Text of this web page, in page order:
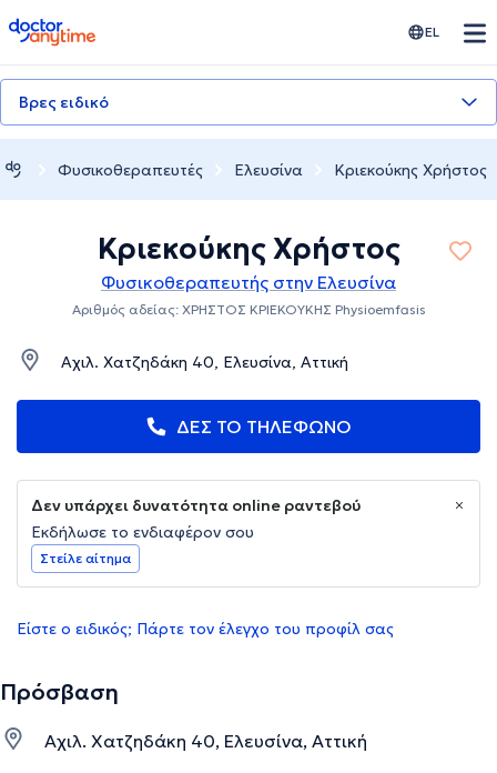
doctoranytime EL
Βρες ειδικό
Φυσικοθεραπευτές Ελευσίνα Κριεκούκης Χρήστος
Κριεκούκης Χρήστος
Φυσικοθεραπευτής στην Ελευσίνα
Αριθμός αδείας: ΧΡΗΣΤΟΣ ΚΡΙΕΚΟΥΚΗΣ Physioemfasis
Αχιλ. Χατζηδάκη 40, Ελευσίνα, Αττική
ΔΕΣ ΤΟ ΤΗΛΕΦΩΝΟ
Δεν υπάρχει δυνατότητα online ραντεβού
Εκδήλωσε το ενδιαφέρον σου
Στείλε αίτημα
Είστε ο ειδικός; Πάρτε τον έλεγχο του προφίλ σας
Πρόσβαση
Αχιλ. Χατζηδάκη 40, Ελευσίνα, Αττική